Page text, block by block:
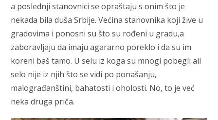
a poslednji stanovnici se opraštaju s onim što je
nekada bila duša Srbije. Većina stanovnika koji žive u
gradovima i ponosni su što su rođeni u gradu,a
zaboravljaju da imaju agararno poreklo i da su im
koreni baš tamo. U selu iz koga su mnogi pobegli ali
selo nije iz njih što se vidi po ponašanju,
malograđanštini, bahatosti i oholosti. No, to je već
neka druga priča.